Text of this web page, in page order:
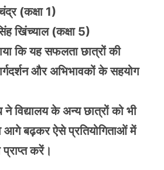
(कक्षा 1)
खिंच्याल (कक्षा 5)
कि यह सफलता छात्रों की
और अभिभावकों के सहयोग
ने विद्यालय के अन्य छात्रों को भी
आगे बढ़कर ऐसे प्रतियोगिताओं में
करें।